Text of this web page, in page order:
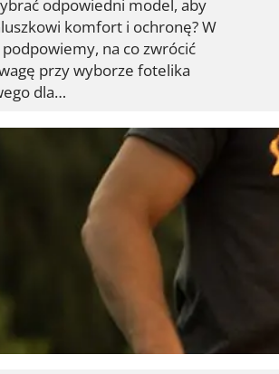
odpowiedni model, aby
komfort i ochronę? W
na co zwrócić
przy wyborze fotelika
dla…